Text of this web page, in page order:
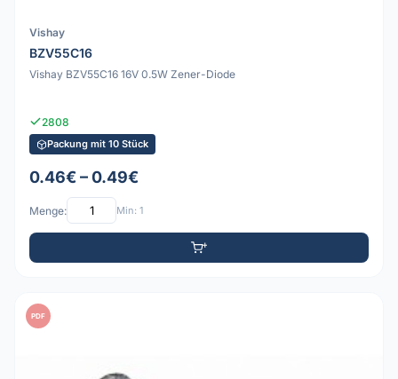
Vishay
BZV55C16
Vishay BZV55C16 16V 0.5W Zener-Diode
2808
Packung mit 10 Stück
0.46€ – 0.49€
Menge: Min: 1
PDF